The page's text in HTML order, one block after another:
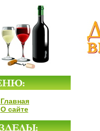
Главная
О сайте